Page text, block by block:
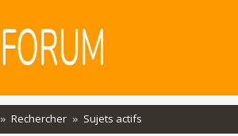
Rechercher Sujets actifs